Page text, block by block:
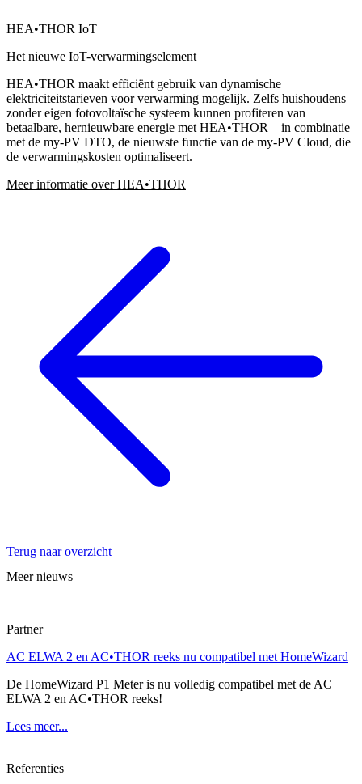
HEA•THOR IoT
Het nieuwe IoT-verwarmingselement
HEA•THOR maakt efficiënt gebruik van dynamische
elektriciteitstarieven voor verwarming mogelijk. Zelfs huishoudens
zonder eigen fotovoltaïsche systeem kunnen profiteren van
betaalbare, hernieuwbare energie met HEA•THOR – in combinatie
met de my-PV DTO, de nieuwste functie van de my-PV Cloud, die
de verwarmingskosten optimaliseert.
Meer informatie over HEA•THOR
Terug naar overzicht
Meer nieuws
Partner
AC ELWA 2 en AC•THOR reeks nu compatibel met HomeWizard
De HomeWizard P1 Meter is nu volledig compatibel met de AC
ELWA 2 en AC•THOR reeks!
Lees meer...
Referenties